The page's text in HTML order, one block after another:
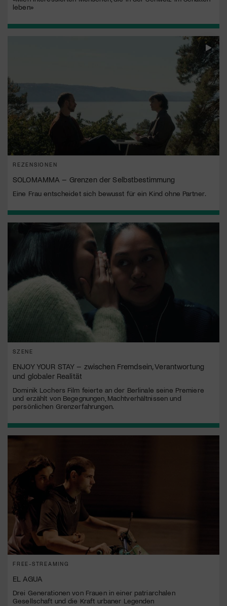
leben»
REZENSIONEN
SOLOMAMMA – Grenzen der Selbstbestimmung
Eine Frau entscheidet sich bewusst für ein Kind ohne Partner.
SZENE
ENJOY YOUR STAY – zwischen Fremdsein, Verantwortung
und globaler Realität
Dominik Lochers Film feierte an der Berlinale seine Premiere
und erzählt von Begegnungen, Machtverhältnissen und
persönlichen Grenzerfahrungen.
FREE-STREAMING
EL AGUA
Drei Generationen von Frauen in einer patriarchalen
Gesellschaft und die Kraft urbaner Legenden